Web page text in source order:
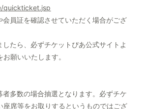
quickticket.jsp
員証を確認させていただく場合がござ
たら、必ずチケットぴあ公式サイトよ
願いいたします。
多数の場合抽選となります。必ずチケ
座席等をお取りするというものではござ